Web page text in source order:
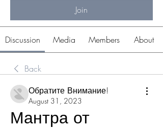
Join
Discussion Media Members About
Back
Обратите Внимание!
August 31, 2023
Мантра от